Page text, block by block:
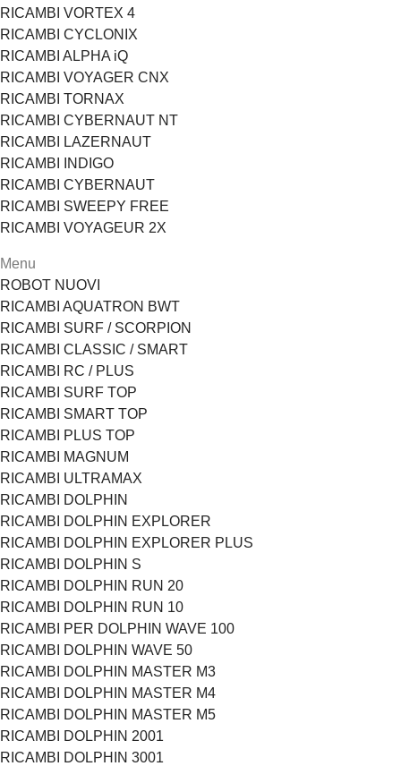
RICAMBI VORTEX 4
RICAMBI CYCLONIX
RICAMBI ALPHA iQ
RICAMBI VOYAGER CNX
RICAMBI TORNAX
RICAMBI CYBERNAUT NT
RICAMBI LAZERNAUT
RICAMBI INDIGO
RICAMBI CYBERNAUT
RICAMBI SWEEPY FREE
RICAMBI VOYAGEUR 2X
Menu
ROBOT NUOVI
RICAMBI AQUATRON BWT
RICAMBI SURF / SCORPION
RICAMBI CLASSIC / SMART
RICAMBI RC / PLUS
RICAMBI SURF TOP
RICAMBI SMART TOP
RICAMBI PLUS TOP
RICAMBI MAGNUM
RICAMBI ULTRAMAX
RICAMBI DOLPHIN
RICAMBI DOLPHIN EXPLORER
RICAMBI DOLPHIN EXPLORER PLUS
RICAMBI DOLPHIN S
RICAMBI DOLPHIN RUN 20
RICAMBI DOLPHIN RUN 10
RICAMBI PER DOLPHIN WAVE 100
RICAMBI DOLPHIN WAVE 50
RICAMBI DOLPHIN MASTER M3
RICAMBI DOLPHIN MASTER M4
RICAMBI DOLPHIN MASTER M5
RICAMBI DOLPHIN 2001
RICAMBI DOLPHIN 3001